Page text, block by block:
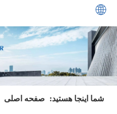
شما اینجا هستید: صفحه اصلی